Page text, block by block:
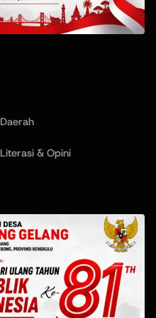
Daerah
Literasi & Opini